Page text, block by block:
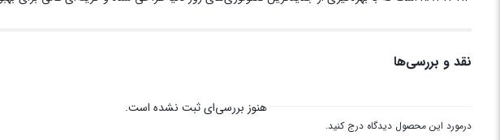
نقد و بررسی‌ها
درمورد این محصول دیدگاه درج کنید.
هنوز بررسی‌ای ثبت نشده است.